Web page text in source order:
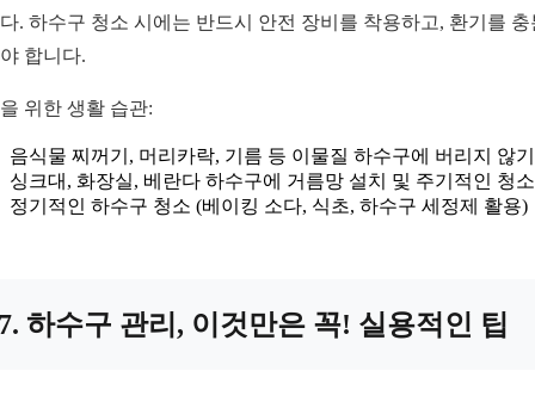
. 하수구 청소 시에는 반드시 안전 장비를 착용하고, 환기를 충
합니다.
위한 생활 습관:
음식물 찌꺼기, 머리카락, 기름 등 이물질 하수구에 버리지 않기
싱크대, 화장실, 베란다 하수구에 거름망 설치 및 주기적인 청소
정기적인 하수구 청소 (베이킹 소다, 식초, 하수구 세정제 활용)
하수구 관리, 이것만은 꼭! 실용적인 팁